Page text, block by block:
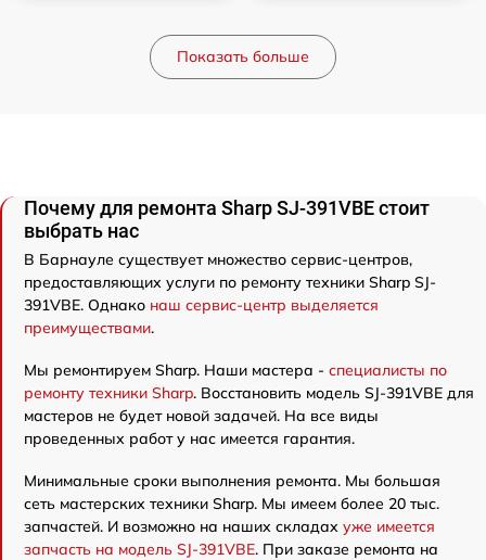
Показать больше
Почему для ремонта Sharp SJ-391VBE стоит
выбрать нас
В Барнауле существует множество сервис-центров,
предоставляющих услуги по ремонту техники Sharp SJ-
391VBE. Однако наш сервис-центр выделяется
преимуществами.
Мы ремонтируем Sharp. Наши мастера - специалисты по
ремонту техники Sharp. Восстановить модель SJ-391VBE для
мастеров не будет новой задачей. На все виды
проведенных работ у нас имеется гарантия.
Минимальные сроки выполнения ремонта. Мы большая
сеть мастерских техники Sharp. Мы имеем более 20 тыс.
запчастей. И возможно на наших складах уже имеется
запчасть на модель SJ-391VBE. При заказе ремонта на